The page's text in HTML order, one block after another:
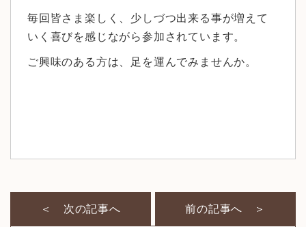
毎回皆さま楽しく、少しづつ出来る事が増えて
いく喜びを感じながら参加されています。
ご興味のある方は、足を運んでみませんか。
＜ 次の記事へ 前の記事へ ＞